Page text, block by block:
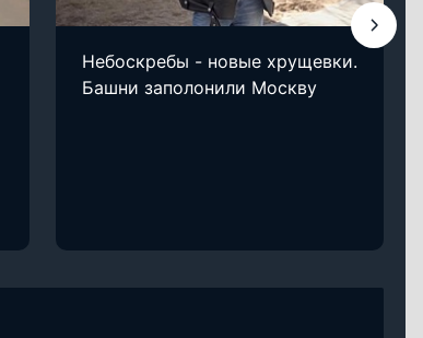
Небоскребы - новые хрущевки.
Башни заполонили Москву